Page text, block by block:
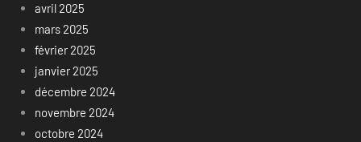
avril 2025
mars 2025
février 2025
janvier 2025
décembre 2024
novembre 2024
octobre 2024